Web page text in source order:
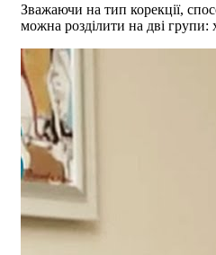
Зважаючи на тип корекції,
можна розділити на дві групи: